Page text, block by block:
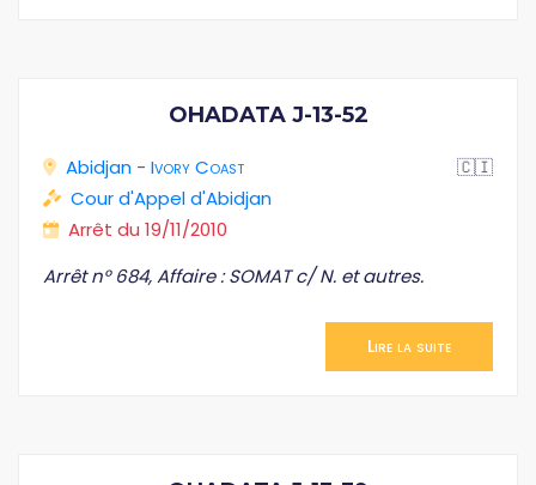
OHADATA J-13-52
Abidjan - Ivory Coast
🇨🇮
Cour d'Appel d'Abidjan
Arrêt du 19/11/2010
Arrêt n° 684, Affaire : SOMAT c/ N. et autres.
Lire la suite